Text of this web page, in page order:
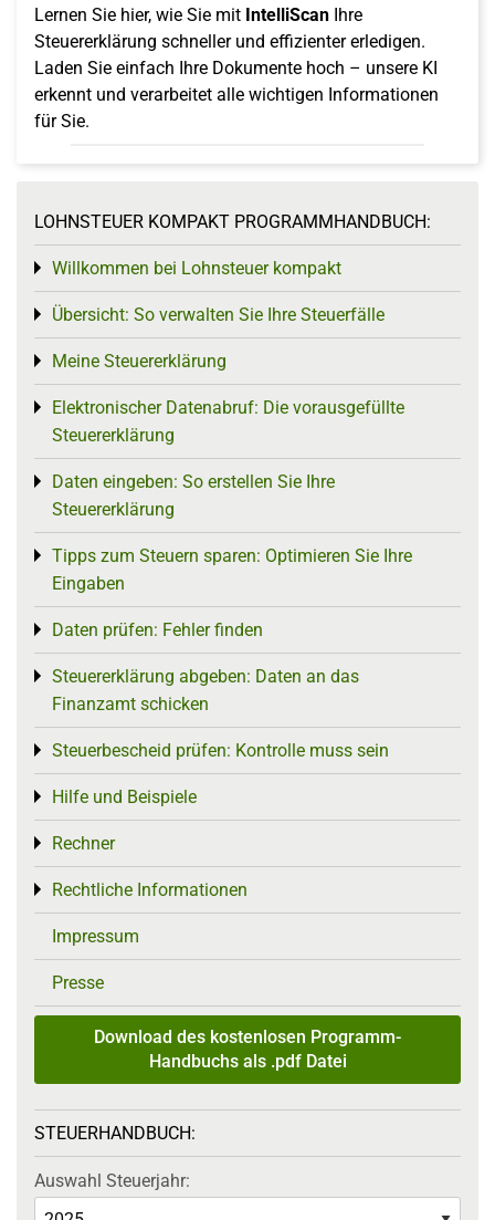
Lernen Sie hier, wie Sie mit IntelliScan Ihre
Steuererklärung schneller und effizienter erledigen.
Laden Sie einfach Ihre Dokumente hoch – unsere KI
erkennt und verarbeitet alle wichtigen Informationen
für Sie.
LOHNSTEUER KOMPAKT PROGRAMMHANDBUCH:
Willkommen bei Lohnsteuer kompakt
Toggle menu
Übersicht: So verwalten Sie Ihre Steuerfälle
Toggle menu
Meine Steuererklärung
Toggle menu
Elektronischer Datenabruf: Die vorausgefüllte
Steuererklärung
Toggle menu
Daten eingeben: So erstellen Sie Ihre
Steuererklärung
Toggle menu
Tipps zum Steuern sparen: Optimieren Sie Ihre
Eingaben
Toggle menu
Daten prüfen: Fehler finden
Toggle menu
Steuererklärung abgeben: Daten an das
Finanzamt schicken
Toggle menu
Steuerbescheid prüfen: Kontrolle muss sein
Toggle menu
Hilfe und Beispiele
Toggle menu
Rechner
Toggle menu
Rechtliche Informationen
Toggle menu
Impressum
Presse
Download des kostenlosen Programm-
Handbuchs als .pdf Datei
STEUERHANDBUCH:
Auswahl Steuerjahr: